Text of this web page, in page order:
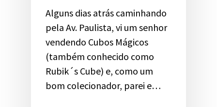
Alguns dias atrás caminhando
pela Av. Paulista, vi um senhor
vendendo Cubos Mágicos
(também conhecido como
Rubik´s Cube) e, como um
bom colecionador, parei e…